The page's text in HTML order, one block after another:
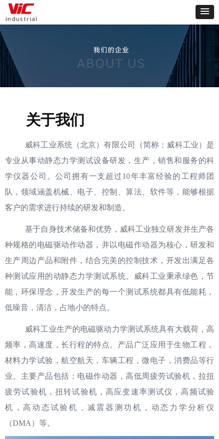
威科工业系统（北京）有限公司（简称：威科工业）是
专业从事动静态力学测试设备研发，生产，销售和服务的科
学仪器公司。公司拥有一支超过10年丰富经验的工程师团
队，领域涵盖机械、电子、控制、算法、软件等，能够根据
客户的需求进行持续的研发和制造。
基于自身技术储备和优势，威科工业独立研发并生产各
种规格的电磁驱动作动器，并以电磁作动器为核心，研发和
生产周边产品和附件，结合完美的控制技术，开发出满足各
种测试应用的动静态力学测试系统。威科工业秉承绿色，节
能，环保理念，开发生产的每一个测试系统都具有低能耗，
低噪音，清洁，占地小的特点。
威科工业生产的电磁驱动力学测试系统具有大载荷，高
频率，高速度，长行程的特点。产品广泛应用于生物工程，
材料力学试验，航空航天，车辆工程，微电子，消费品等行
业。主要产品包括：电磁作动器，高低周疲劳试验机，拉扭
疲劳试验机，扭转试验机，高应变速率测试仪，高频试验
机，高动态试验机，减震器测功机，动态力学分析仪
（DMA）等。
关于我们